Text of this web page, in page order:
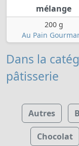
mélange
200 g
Au Pain
Dans la
pâtisserie
Autres
Chocolat